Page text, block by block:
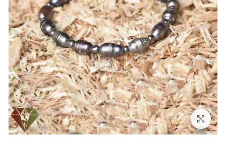
بزرگنمایی تصویر